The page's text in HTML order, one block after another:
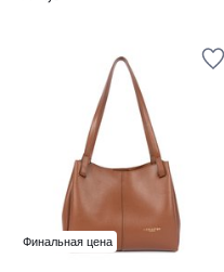
Финальная цена